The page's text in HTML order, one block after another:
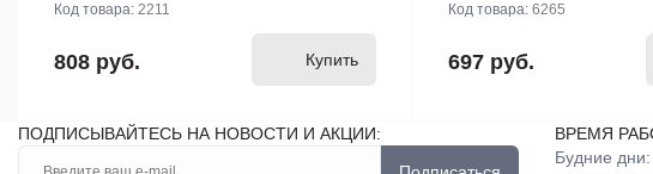
Код товара: 2211
808 руб. Купить
Код товара: 6265
697 руб.
ПОДПИСЫВАЙТЕСЬ НА НОВОСТИ И АКЦИИ:
ВРЕМЯ
Будние